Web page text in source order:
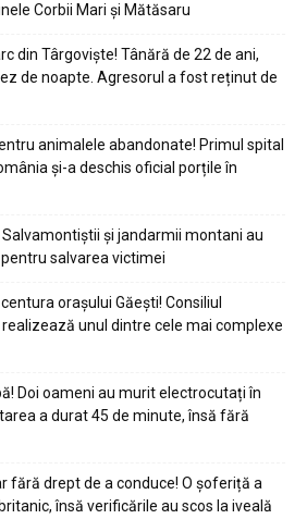
Corbii Mari și Mătăsaru
din Târgoviște! Tânără de 22 de ani,
de noapte. Agresorul a fost reținut de
animalele abandonate! Primul spital
și-a deschis oficial porțile în
și jandarmii montani au
salvarea victimei
orașului Găești! Consiliul
unul dintre cele mai complexe
Doi oameni au murit electrocutați în
a durat 45 de minute, însă fără
fără drept de a conduce! O șoferiță a
însă verificările au scos la iveală